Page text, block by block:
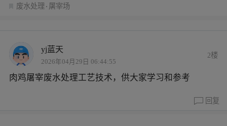
废水处理 屠宰场
yj蓝天
2026年04月29日 06:44:55
2楼
肉鸡屠宰废水处理工艺技术，供大家学习和参考
回复